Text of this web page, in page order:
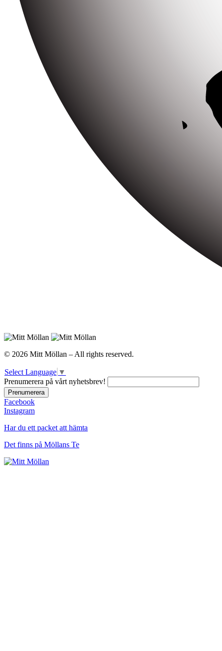
© 2026 Mitt Möllan – All rights reserved.
Select Language ▼
Prenumerera på vårt nyhetsbrev!
Facebook
Instagram
Har du ett packet att hämta
Det finns på Möllans Te